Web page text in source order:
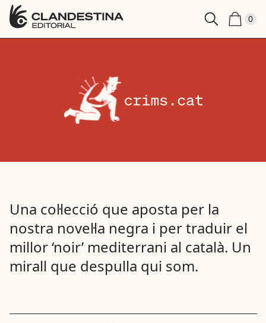
0
Una col·lecció que aposta per la
nostra novel·la negra i per traduir el
millor ‘noir’ mediterrani al català. Un
mirall que despulla qui som.